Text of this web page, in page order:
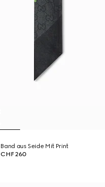
Band aus Seide Mit Print
CHF 260